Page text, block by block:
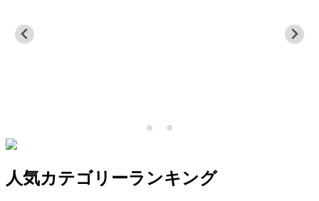
人気カテゴリーランキング